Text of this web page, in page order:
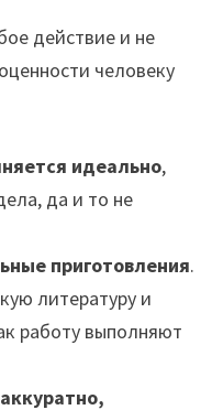
действие и не
человеку
идеально,
да и то не
приготовления.
литературу и
работу выполняют